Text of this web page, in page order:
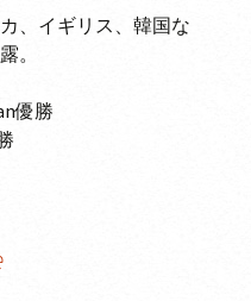
、イギリス、韓国な
。
優勝